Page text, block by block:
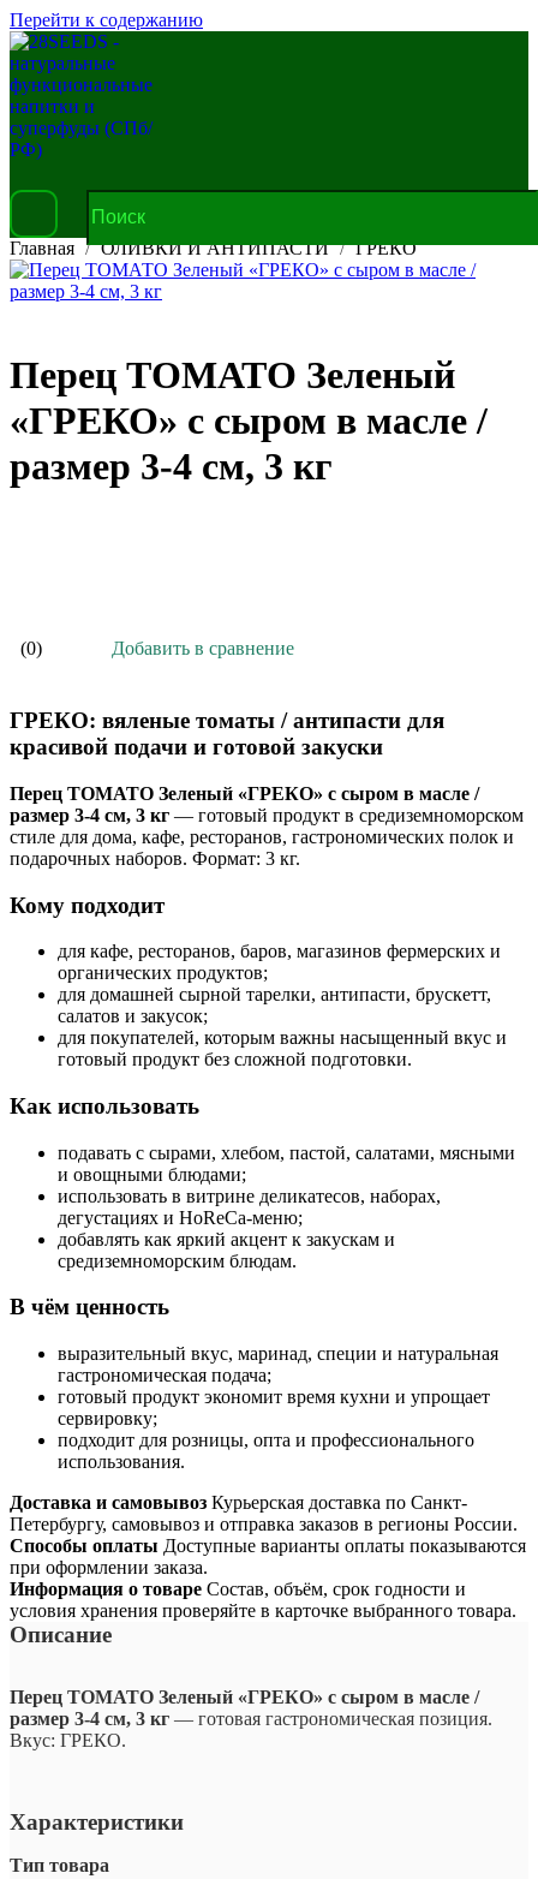
Перейти к содержанию
Главная ОЛИВКИ И АНТИПАСТИ ГРЕКО
Перец ТОМАТО Зеленый
«ГРЕКО» с сыром в масле /
размер 3-4 см, 3 кг
(0) Добавить в сравнение
ГРЕКО: вяленые томаты / антипасти для
красивой подачи и готовой закуски
Перец ТОМАТО Зеленый «ГРЕКО» с сыром в масле /
размер 3-4 см, 3 кг — готовый продукт в средиземноморском
стиле для дома, кафе, ресторанов, гастрономических полок и
подарочных наборов. Формат: 3 кг.
Кому подходит
для кафе, ресторанов, баров, магазинов фермерских и
органических продуктов;
для домашней сырной тарелки, антипасти, брускетт,
салатов и закусок;
для покупателей, которым важны насыщенный вкус и
готовый продукт без сложной подготовки.
Как использовать
подавать с сырами, хлебом, пастой, салатами, мясными
и овощными блюдами;
использовать в витрине деликатесов, наборах,
дегустациях и HoReCa-меню;
добавлять как яркий акцент к закускам и
средиземноморским блюдам.
В чём ценность
выразительный вкус, маринад, специи и натуральная
гастрономическая подача;
готовый продукт экономит время кухни и упрощает
сервировку;
подходит для розницы, опта и профессионального
использования.
Доставка и самовывоз Курьерская доставка по Санкт-
Петербургу, самовывоз и отправка заказов в регионы России.
Способы оплаты Доступные варианты оплаты показываются
при оформлении заказа.
Информация о товаре Состав, объём, срок годности и
условия хранения проверяйте в карточке выбранного товара.
Описание
Перец ТОМАТО Зеленый «ГРЕКО» с сыром в масле /
размер 3-4 см, 3 кг — готовая гастрономическая позиция.
Вкус: ГРЕКО.
Характеристики
Тип товара